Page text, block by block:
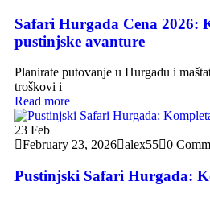
Safari Hurgada Cena 2026:
pustinjske avanture
Planirate putovanje u Hurgadu i
troškovi i
Read more
23 Feb
February 23, 2026 alex55 0
Pustinjski Safari Hurgada: